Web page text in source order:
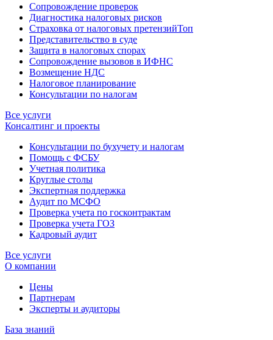
Сопровождение проверок
Диагностика налоговых рисков
Страховка от налоговых претензийТоп
Представительство в суде
Защита в налоговых спорах
Сопровождение вызовов в ИФНС
Возмещение НДС
Налоговое планирование
Консультации по налогам
Все услуги
Консалтинг и проекты
Консультации по бухучету и налогам
Помощь с ФСБУ
Учетная политика
Круглые столы
Экспертная поддержка
Аудит по МСФО
Проверка учета по госконтрактам
Проверка учета ГОЗ
Кадровый аудит
Все услуги
О компании
Цены
Партнерам
Эксперты и аудиторы
База знаний